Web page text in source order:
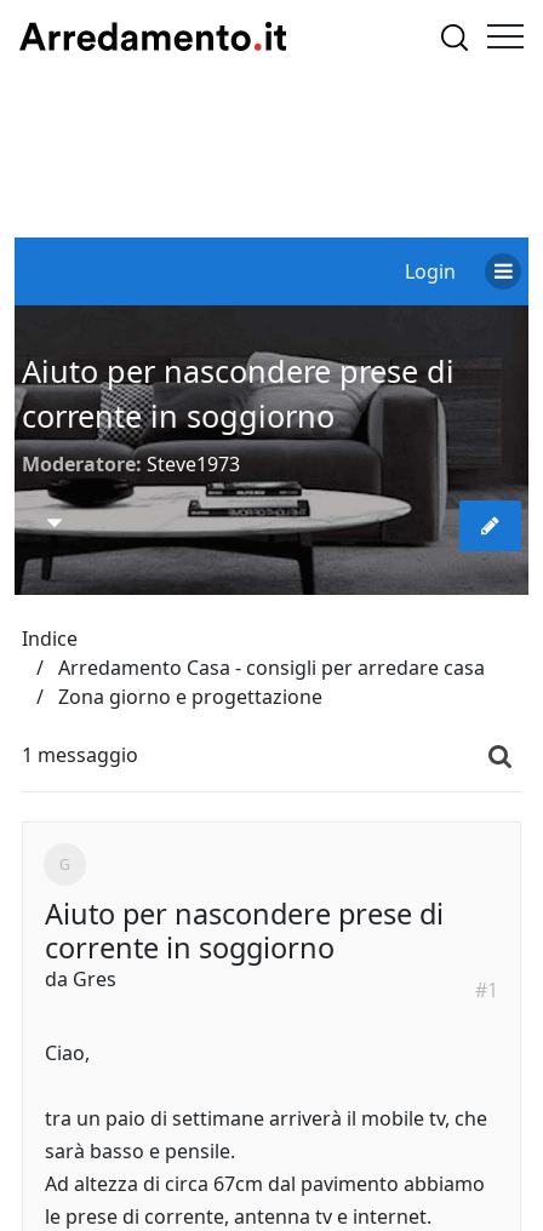
Login
Aiuto per nascondere prese di
corrente in soggiorno
Moderatore: Steve1973
Indice
Arredamento Casa - consigli per arredare casa
Zona giorno e progettazione
1 messaggio
Aiuto per nascondere prese di
corrente in soggiorno
#1
da Gres
Ciao,
tra un paio di settimane arriverà il mobile tv, che
sarà basso e pensile.
Ad altezza di circa 67cm dal pavimento abbiamo
le prese di corrente, antenna tv e internet.